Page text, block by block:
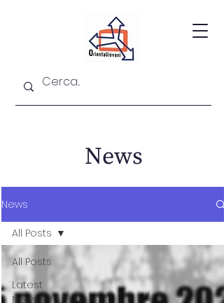
News
News
All Posts
Latest
News
All Posts